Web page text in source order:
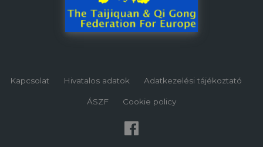
Kapcsolat Hivatalos adatok Adatkezelési tájékoztató
ÁSZF Cookie policy